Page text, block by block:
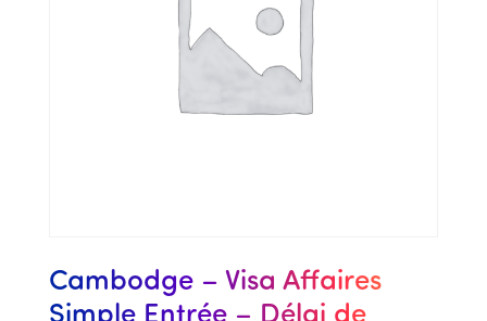
Cambodge – Visa Affaires
Simple Entrée – Délai de